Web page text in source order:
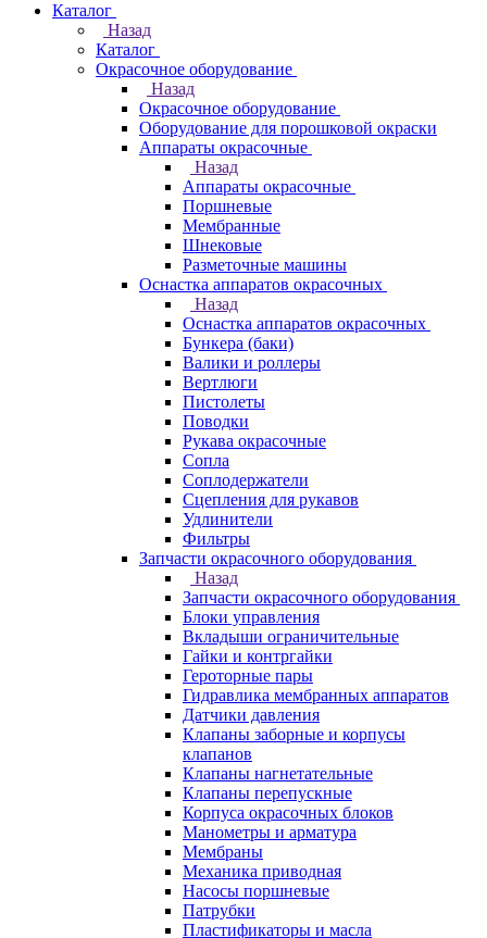
Каталог
Назад
Каталог
Окрасочное оборудование
Назад
Окрасочное оборудование
Оборудование для порошковой окраски
Аппараты окрасочные
Назад
Аппараты окрасочные
Поршневые
Мембранные
Шнековые
Разметочные машины
Оснастка аппаратов окрасочных
Назад
Оснастка аппаратов окрасочных
Бункера (баки)
Валики и роллеры
Вертлюги
Пистолеты
Поводки
Рукава окрасочные
Сопла
Соплодержатели
Сцепления для рукавов
Удлинители
Фильтры
Запчасти окрасочного оборудования
Назад
Запчасти окрасочного оборудования
Блоки управления
Вкладыши ограничительные
Гайки и контргайки
Героторные пары
Гидравлика мембранных аппаратов
Датчики давления
Клапаны заборные и корпусы
клапанов
Клапаны нагнетательные
Клапаны перепускные
Корпуса окрасочных блоков
Манометры и арматура
Мембраны
Механика приводная
Насосы поршневые
Патрубки
Пластификаторы и масла